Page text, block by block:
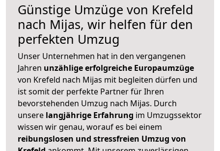
Günstige Umzüge von Krefeld
nach Mijas, wir helfen für den
perfekten Umzug
Unser Unternehmen hat in den vergangenen
Jahren unzählige erfolgreiche Europaumzüge
von Krefeld nach Mijas mit begleiten dürfen und
ist somit der perfekte Partner für Ihren
bevorstehenden Umzug nach Mijas. Durch
unsere langjährige Erfahrung im Umzugssektor
wissen wir genau, worauf es bei einem
reibungslosen und stressfreien Umzug von